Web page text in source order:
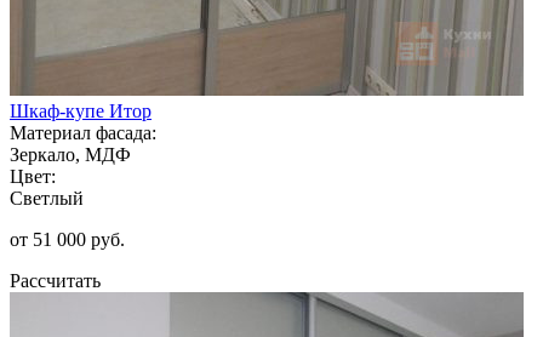
Шкаф-купе Итор
Материал фасада:
Зеркало, МДФ
Цвет:
Светлый
от 51 000 руб.
Рассчитать